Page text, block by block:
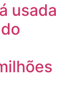
usada